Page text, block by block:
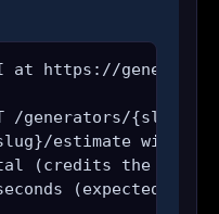
at https://
/generators/{slug}/
estimate with
(credits the next
(expected